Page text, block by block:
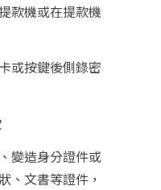
款機或在提款機
或按鍵後側錄密
變造身分證件或
、文書等證件，